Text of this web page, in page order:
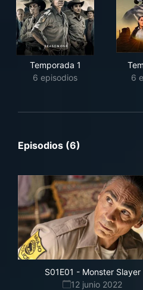
Temporada 1
6 episodios
6
Episodios (6)
S01E01 - Monster Slayer
12 junio 2022